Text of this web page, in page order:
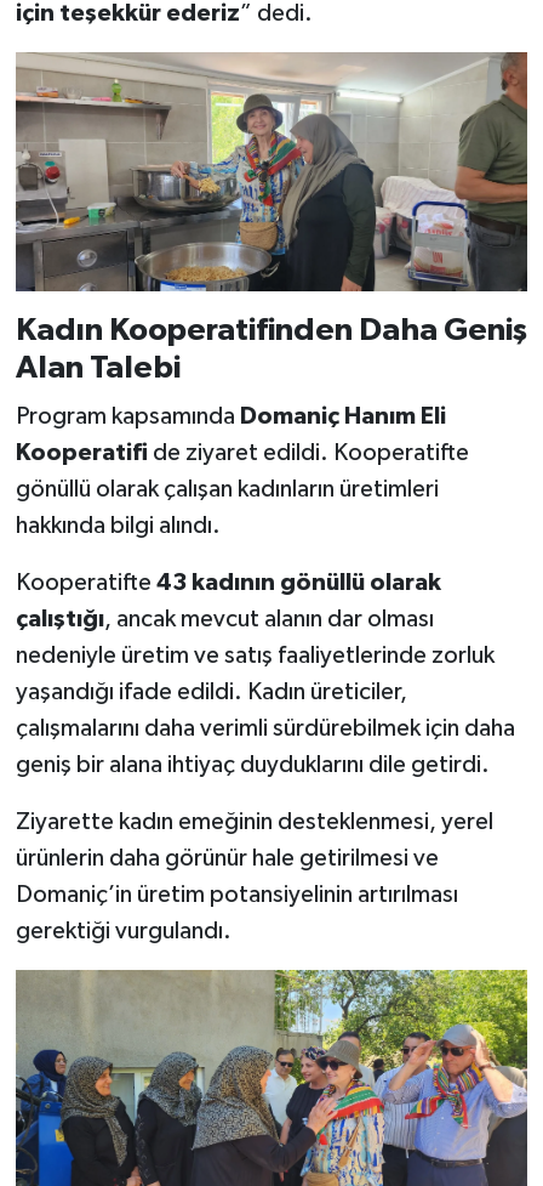
için teşekkür ederiz” dedi.
Kadın Kooperatifinden Daha Geniş
Alan Talebi
Program kapsamında Domaniç Hanım Eli
Kooperatifi de ziyaret edildi. Kooperatifte
gönüllü olarak çalışan kadınların üretimleri
hakkında bilgi alındı.
Kooperatifte 43 kadının gönüllü olarak
çalıştığı, ancak mevcut alanın dar olması
nedeniyle üretim ve satış faaliyetlerinde zorluk
yaşandığı ifade edildi. Kadın üreticiler,
çalışmalarını daha verimli sürdürebilmek için daha
geniş bir alana ihtiyaç duyduklarını dile getirdi.
Ziyarette kadın emeğinin desteklenmesi, yerel
ürünlerin daha görünür hale getirilmesi ve
Domaniç’in üretim potansiyelinin artırılması
gerektiği vurgulandı.